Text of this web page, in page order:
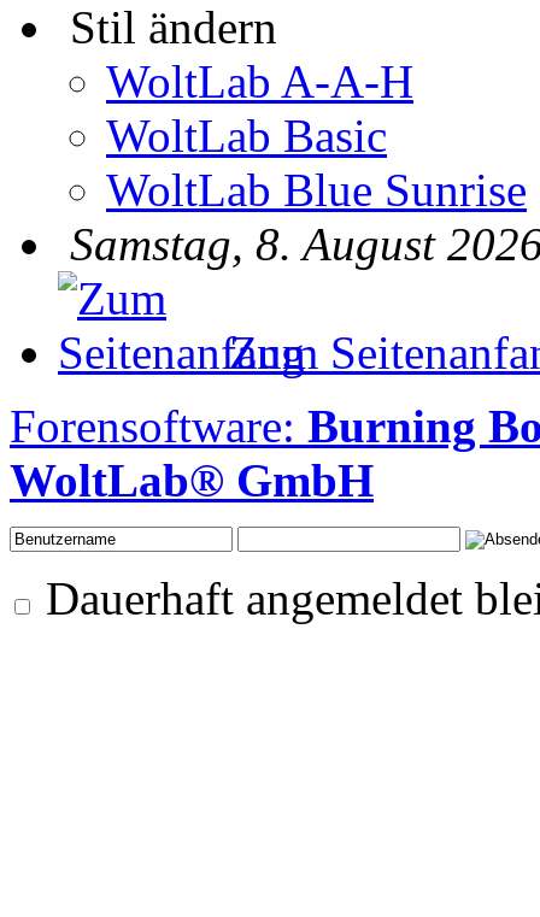
Stil ändern
WoltLab A-A-H
WoltLab Basic
WoltLab Blue Sunrise
Samstag, 8. August
Zum
Forensoftware: Burning
WoltLab® GmbH
Dauerhaft angemeldet